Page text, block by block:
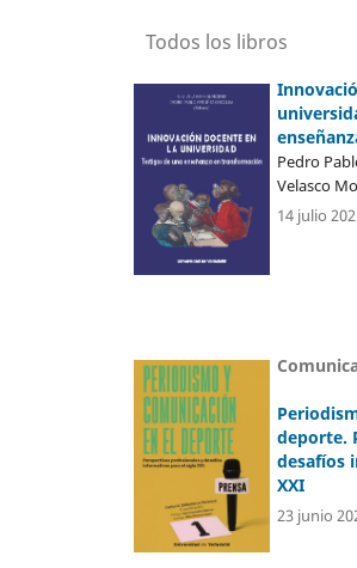
Todos los libros
Pedro
Velasco
14 julio
deporte.
desafíos
XXI
23 junio